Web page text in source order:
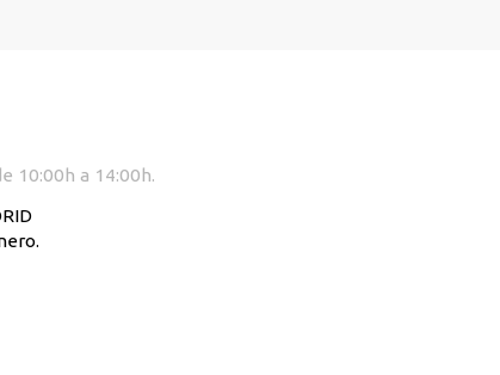
10:00h a 14:00h.